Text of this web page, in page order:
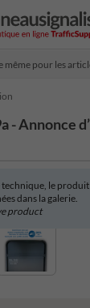
même pour les
- Annonce
le
dans la galerie.
product